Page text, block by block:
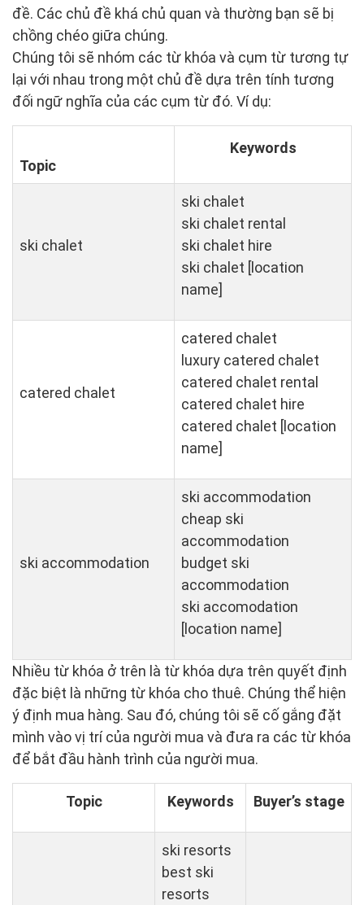
đề. Các chủ đề khá chủ quan và thường bạn sẽ bị
chồng chéo giữa chúng.
Chúng tôi sẽ nhóm các từ khóa và cụm từ tương tự
lại với nhau trong một chủ đề dựa trên tính tương
đối ngữ nghĩa của các cụm từ đó. Ví dụ:
Topic
Keywords
ski chalet
ski chalet
ski chalet rental
ski chalet hire
ski chalet [location
name]
catered chalet
catered chalet
luxury catered chalet
catered chalet rental
catered chalet hire
catered chalet [location
name]
ski accommodation
ski accommodation
cheap ski
accommodation
budget ski
accommodation
ski accomodation
[location name]
Nhiều từ khóa ở trên là từ khóa dựa trên quyết định
đặc biệt là những từ khóa cho thuê. Chúng thể hiện
ý định mua hàng. Sau đó, chúng tôi sẽ cố gắng đặt
mình vào vị trí của người mua và đưa ra các từ khóa
để bắt đầu hành trình của người mua.
Topic Keywords Buyer’s stage
ski resorts
best ski
resorts